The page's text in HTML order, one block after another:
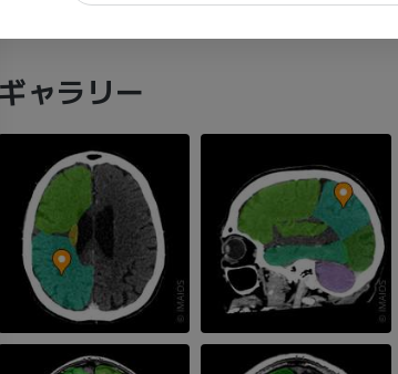
ギャラリー
肩関節MRI
プレミアム
手関節MRI
MRI
プレミアム
肘関節MRI
MRI